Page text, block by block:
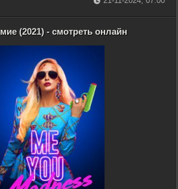
(2021) - смотреть онлайн